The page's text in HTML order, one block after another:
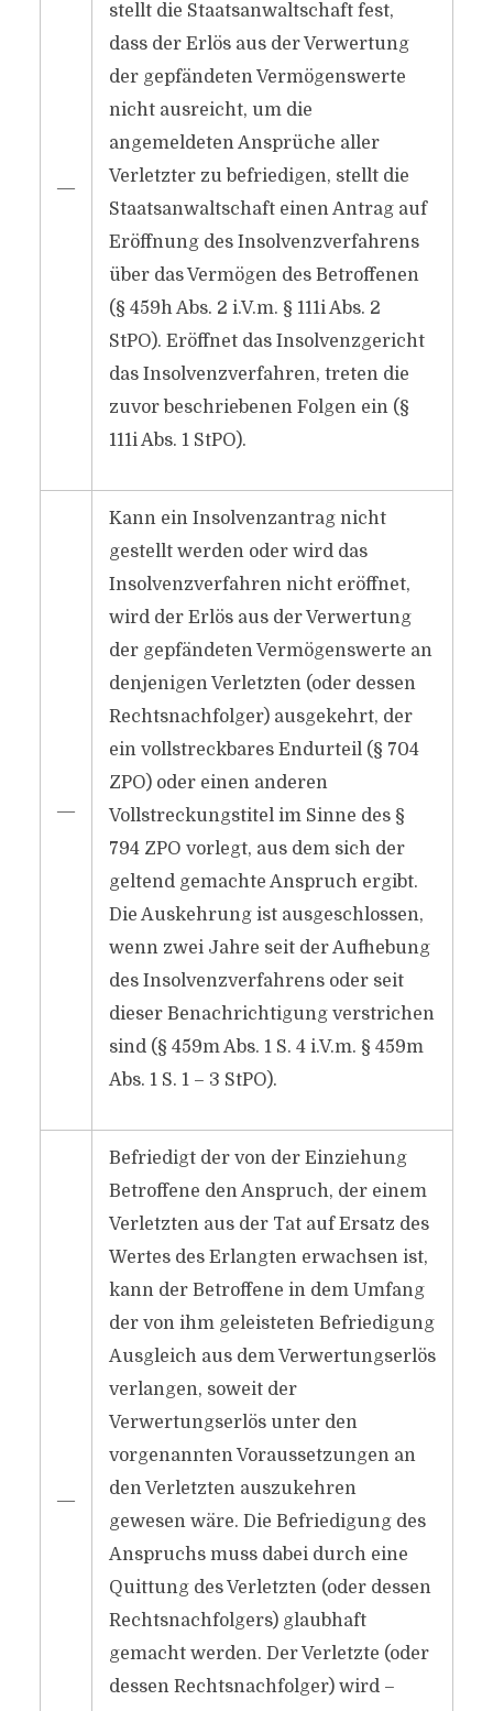
―
stellt die Staatsanwaltschaft fest,
dass der Erlös aus der Verwertung
der gepfändeten Vermögenswerte
nicht ausreicht, um die
angemeldeten Ansprüche aller
Verletzter zu befriedigen, stellt die
Staatsanwaltschaft einen Antrag auf
Eröffnung des Insolvenzverfahrens
über das Vermögen des Betroffenen
(§ 459h Abs. 2 i.V.m. § 111i Abs. 2
StPO). Eröffnet das Insolvenzgericht
das Insolvenzverfahren, treten die
zuvor beschriebenen Folgen ein (§
111i Abs. 1 StPO).
―
Kann ein Insolvenzantrag nicht
gestellt werden oder wird das
Insolvenzverfahren nicht eröffnet,
wird der Erlös aus der Verwertung
der gepfändeten Vermögenswerte an
denjenigen Verletzten (oder dessen
Rechtsnachfolger) ausgekehrt, der
ein vollstreckbares Endurteil (§ 704
ZPO) oder einen anderen
Vollstreckungstitel im Sinne des §
794 ZPO vorlegt, aus dem sich der
geltend gemachte Anspruch ergibt.
Die Auskehrung ist ausgeschlossen,
wenn zwei Jahre seit der Aufhebung
des Insolvenzverfahrens oder seit
dieser Benachrichtigung verstrichen
sind (§ 459m Abs. 1 S. 4 i.V.m. § 459m
Abs. 1 S. 1 – 3 StPO).
―
Befriedigt der von der Einziehung
Betroffene den Anspruch, der einem
Verletzten aus der Tat auf Ersatz des
Wertes des Erlangten erwachsen ist,
kann der Betroffene in dem Umfang
der von ihm geleisteten Befriedigung
Ausgleich aus dem Verwertungserlös
verlangen, soweit der
Verwertungserlös unter den
vorgenannten Voraussetzungen an
den Verletzten auszukehren
gewesen wäre. Die Befriedigung des
Anspruchs muss dabei durch eine
Quittung des Verletzten (oder dessen
Rechtsnachfolgers) glaubhaft
gemacht werden. Der Verletzte (oder
dessen Rechtsnachfolger) wird –